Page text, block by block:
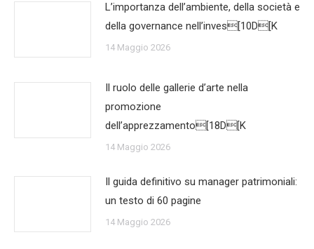
L’importanza dell’ambiente, della società e
della governance nell’inves[10D[K
14 Maggio 2026
Il ruolo delle gallerie d’arte nella
promozione
dell’apprezzamento[18D[K
14 Maggio 2026
Il guida definitivo su manager patrimoniali:
un testo di 60 pagine
14 Maggio 2026